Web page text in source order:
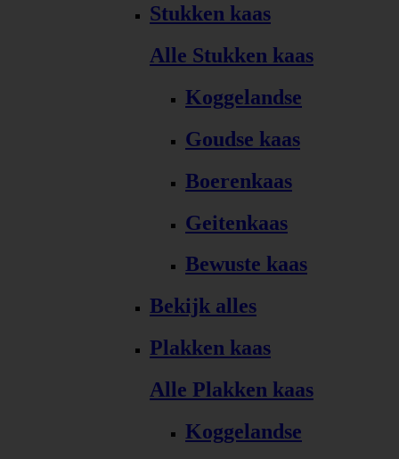
Stukken kaas
Alle Stukken kaas
Koggelandse
Goudse kaas
Boerenkaas
Geitenkaas
Bewuste kaas
Bekijk alles
Plakken kaas
Alle Plakken kaas
Koggelandse